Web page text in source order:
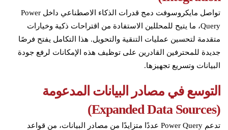
تواصل مايكروسوفت دمج قدرات الذكاء الاصطناعي داخل Power
Query، ما يتيح للمحللين الاستفادة من اقتراحات ذكية وخيارات
متقدمة لتحسين عمليات التنقية والتحويل. هذا التكامل يفتح فرصًا
جديدة للمحترفين القادرين على توظيف هذه الإمكانات لرفع جودة
البيانات وتسريع تجهيزها.
التوسع في مصادر البيانات المدعومة
(
Expanded Data Sources
)
تدعم Power Query عددًا متزايدًا من مصادر البيانات، من قواعد